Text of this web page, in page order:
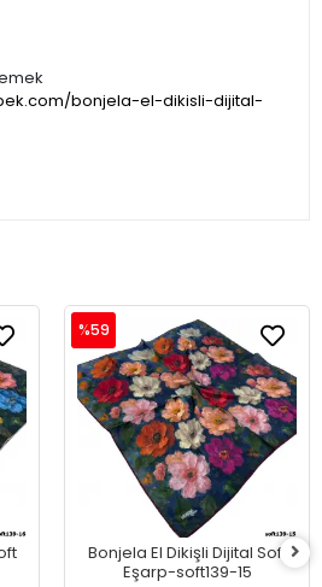
bonjela-el-dikisli-dijital-
Bonjela El Dikişli Dijital Soft
Eşarp-soft139-15
%59